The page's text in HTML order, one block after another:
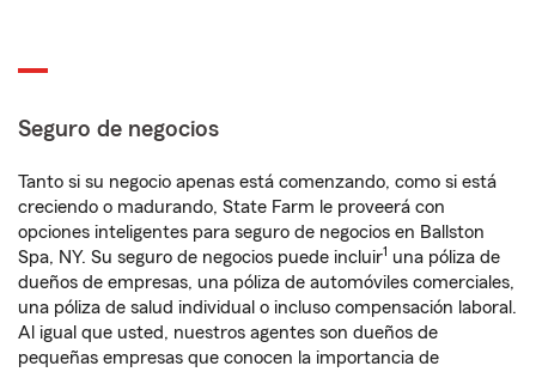
Seguro de negocios
Tanto si su negocio apenas está comenzando, como si está
creciendo o madurando, State Farm le proveerá con
opciones inteligentes para seguro de negocios en Ballston
Spa, NY. Su seguro de negocios puede incluir1 una póliza de
dueños de empresas, una póliza de automóviles comerciales,
una póliza de salud individual o incluso compensación laboral.
Al igual que usted, nuestros agentes son dueños de
pequeñas empresas que conocen la importancia de